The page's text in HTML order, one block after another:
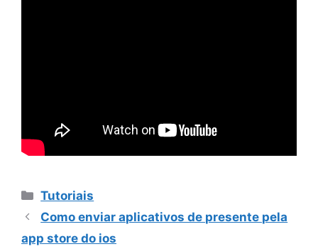
Categorias
Tutoriais
Como enviar aplicativos de presente pela
app store do ios